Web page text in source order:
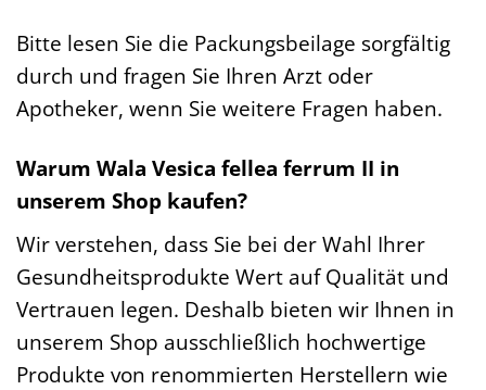
Bitte lesen Sie die Packungsbeilage sorgfältig
durch und fragen Sie Ihren Arzt oder
Apotheker, wenn Sie weitere Fragen haben.
Warum Wala Vesica fellea ferrum II in
unserem Shop kaufen?
Wir verstehen, dass Sie bei der Wahl Ihrer
Gesundheitsprodukte Wert auf Qualität und
Vertrauen legen. Deshalb bieten wir Ihnen in
unserem Shop ausschließlich hochwertige
Produkte von renommierten Herstellern wie